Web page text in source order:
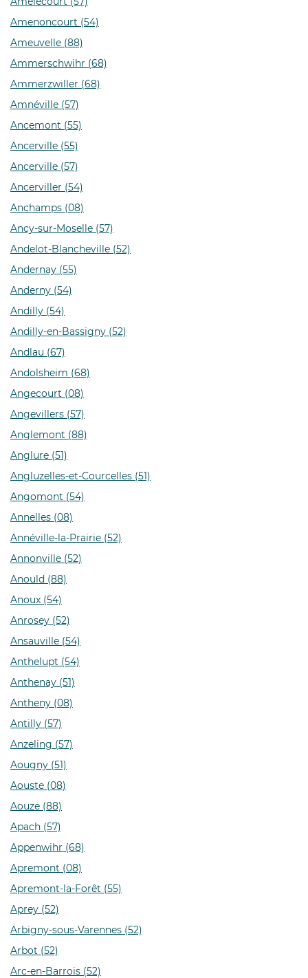
Amenoncourt (54)
Ameuvelle (88)
Ammerschwihr (68)
Ammerzwiller (68)
Amnéville (57)
Ancemont (55)
Ancerville (55)
Ancerville (57)
Ancerviller (54)
Anchamps (08)
Ancy-sur-Moselle (57)
Andelot-Blancheville (52)
Andernay (55)
Anderny (54)
Andilly (54)
Andilly-en-Bassigny (52)
Andlau (67)
Andolsheim (68)
Angecourt (08)
Angevillers (57)
Anglemont (88)
Anglure (51)
Angluzelles-et-Courcelles (51)
Angomont (54)
Annelles (08)
Annéville-la-Prairie (52)
Annonville (52)
Anould (88)
Anoux (54)
Anrosey (52)
Ansauville (54)
Anthelupt (54)
Anthenay (51)
Antheny (08)
Antilly (57)
Anzeling (57)
Aougny (51)
Aouste (08)
Aouze (88)
Apach (57)
Appenwihr (68)
Apremont (08)
Apremont-la-Forêt (55)
Aprey (52)
Arbigny-sous-Varennes (52)
Arbot (52)
Arc-en-Barrois (52)